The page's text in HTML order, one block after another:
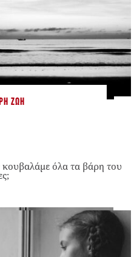
ΖΩΉ
όλα τα βάρη του